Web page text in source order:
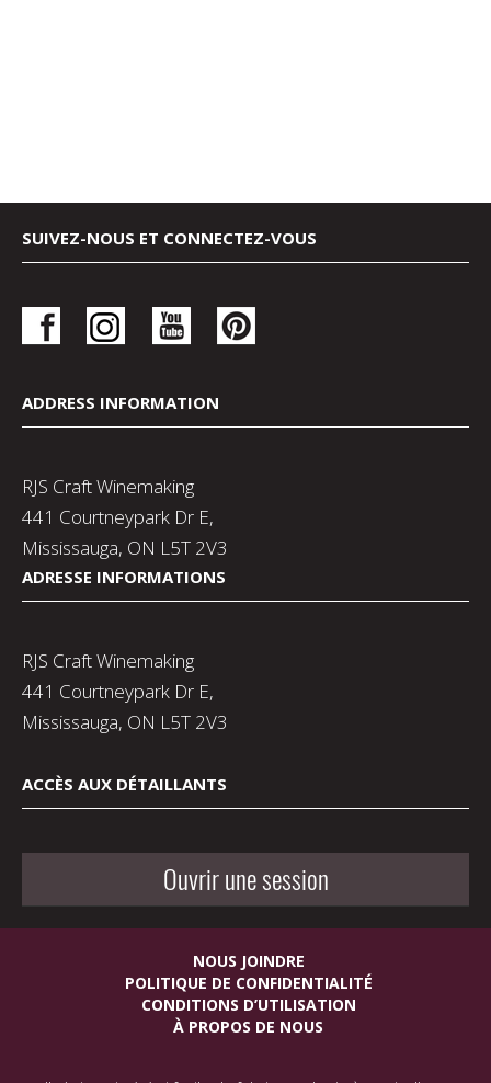
SUIVEZ-NOUS ET CONNECTEZ-VOUS
ADDRESS INFORMATION
RJS Craft Winemaking
441 Courtneypark Dr E,
Mississauga, ON L5T 2V3
ADRESSE INFORMATIONS
RJS Craft Winemaking
441 Courtneypark Dr E,
Mississauga, ON L5T 2V3
ACCÈS AUX DÉTAILLANTS
Ouvrir une session
NOUS JOINDRE
POLITIQUE DE CONFIDENTIALITÉ
CONDITIONS D’UTILISATION
À PROPOS DE NOUS